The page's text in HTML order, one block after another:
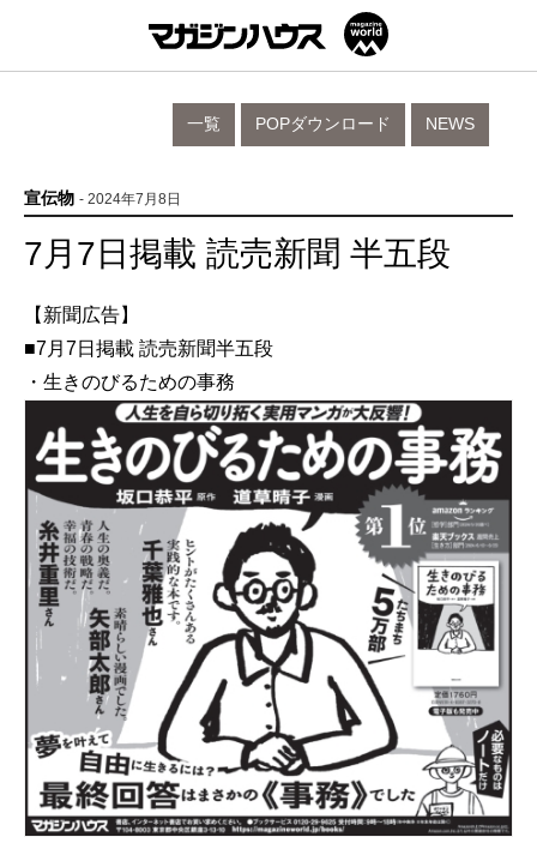
NEWS
POPダウンロード
一覧
宣伝物 - 2024年7月8日
7月7日掲載 読売新聞 半五段
【新聞広告】
■7月7日掲載 読売新聞半五段
・生きのびるための事務